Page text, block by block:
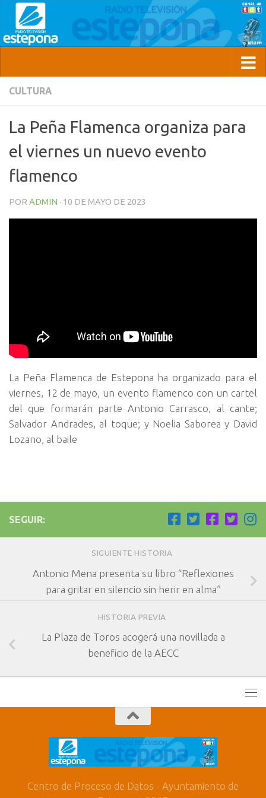
CULTURA
La Peña Flamenca organiza para
el viernes un nuevo evento
flamenco
POR ADMIN · 10 DE MAYO DE 2023
La Peña Flamenca de Estepona ha organizado para el
viernes, 12 de mayo, un evento flamenco con un cartel
del que formarán parte Antonio Carrasco, al cante;
Salvador Andrades, al toque; y Noelia Saborea y David
Lozano, al baile
SEGUIR:
SIGUIENTE HISTORIA
Antonio Mena presenta su libro “Reflexiones
para gritar en silencio sin herir en alma”
HISTORIA PREVIA
La Plaza de Toros acogerá una novillada a
beneficio de la AECC
Centro de Proceso de Datos - Ayuntamiento de